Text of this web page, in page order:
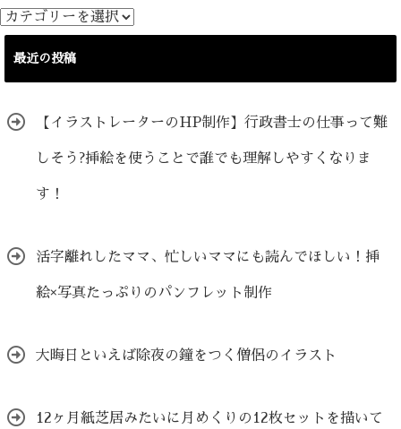
カ
テ
最近の投稿
【イラストレーターのHP制作】行政書士の仕事って難
しそう?挿絵を使うことで誰でも理解しやすくなりま
す！
活字離れしたママ、忙しいママにも読んでほしい！挿
絵×写真たっぷりのパンフレット制作
大晦日といえば除夜の鐘をつく僧侶のイラスト
12ヶ月紙芝居みたいに月めくりの12枚セットを描いて